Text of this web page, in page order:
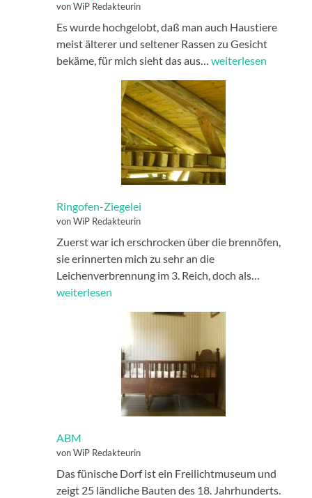
von WiP Redakteurin
Es wurde hochgelobt, daß man auch Haustiere
meist älterer und seltener Rassen zu Gesicht
bekäme, für mich sieht das aus…Haustiere
weiterlesen
Ringofen-Ziegelei
von WiP Redakteurin
Zuerst war ich erschrocken über die brennöfen,
sie erinnerten mich zu sehr an die
Leichenverbrennung im 3. Reich, doch als…
weiterlesen
ABM
von WiP Redakteurin
Das fünische Dorf ist ein Freilichtmuseum und
zeigt 25 ländliche Bauten des 18. Jahrhunderts.